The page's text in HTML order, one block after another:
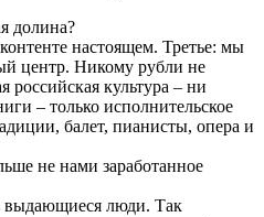
долина?
настоящем. Третье: мы
центр. Никому рубли не
российская культура – ни
– только исполнительское
балет, пианисты, опера и
не нами заработанное
люди. Так